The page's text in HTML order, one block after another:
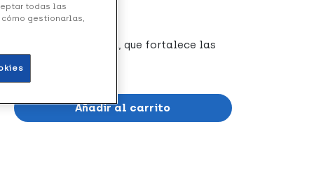
película protectora, que fortalece las
Añadir al carrito
todas las
gestionarlas,